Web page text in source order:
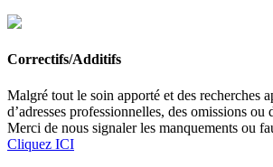
Correctifs/Additifs
Malgré tout le soin apporté et des recherches
d’adresses professionnelles, des omissions
Merci de nous signaler les manquements ou
Cliquez ICI